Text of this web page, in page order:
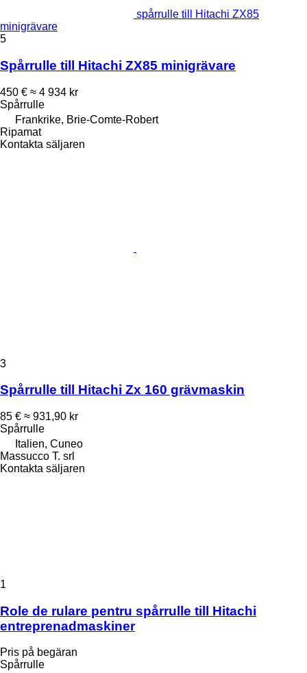
spårrulle till Hitachi ZX85
minigrävare
5
Spårrulle till Hitachi ZX85 minigrävare
450 € ≈ 4 934 kr
Spårrulle
Frankrike, Brie-Comte-Robert
Ripamat
Kontakta säljaren
3
Spårrulle till Hitachi Zx 160 grävmaskin
85 € ≈ 931,90 kr
Spårrulle
Italien, Cuneo
Massucco T. srl
Kontakta säljaren
1
Role de rulare pentru spårrulle till Hitachi
entreprenadmaskiner
Pris på begäran
Spårrulle